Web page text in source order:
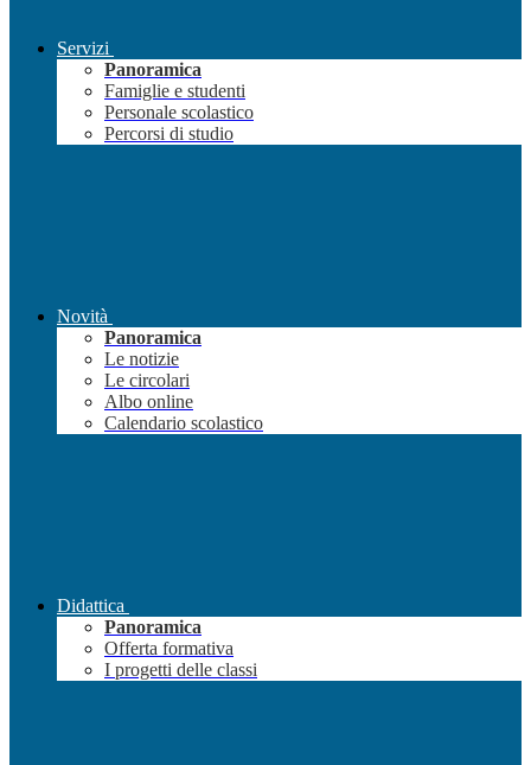
Servizi
Panoramica
Famiglie e studenti
Personale scolastico
Percorsi di studio
Novità
Panoramica
Le notizie
Le circolari
Albo online
Calendario scolastico
Didattica
Panoramica
Offerta formativa
I progetti delle classi